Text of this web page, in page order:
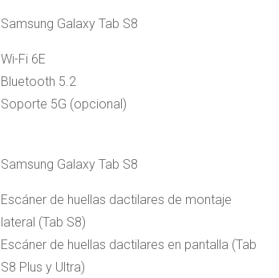
Samsung Galaxy Tab S8
Wi-Fi 6E
Bluetooth 5.2
Soporte 5G (opcional)
Samsung Galaxy Tab S8
Escáner de huellas dactilares de montaje
lateral (Tab S8)
Escáner de huellas dactilares en pantalla (Tab
S8 Plus y Ultra)